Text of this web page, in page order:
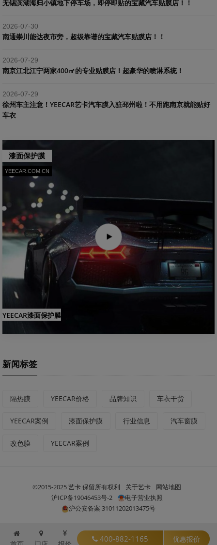
​无锡滨湖海归小镇地下停车场，即停即贴的宝藏汽车贴膜店！！
2026-07-30
南通崇川能达夜市旁，超级靠谱的宝藏汽车贴膜店！！
2026-07-29
南京江北江宁两家400㎡的专业贴膜店！超豪华的喷淋系统！
2026-07-29
​徐州车主注意！YEECAR艺卡汽车膜入驻邳州啦！不用跑南京就能贴好
车衣
漆面保护膜
YEECAR.COM.CN
YEECAR漆面保护膜
新闻标签
隔热膜 YEECAR价格 品牌知识 车衣干货
YEECAR案例 漆面保护膜 行业信息 汽车窗膜
改色膜 YEECAR案例
©2015-2025 艺卡 保留所有权利 关于艺卡
网站地图
沪ICP备19046453号-2
电子营业执照
沪公安备案 31011202013475号
400-882-1165 优惠报价